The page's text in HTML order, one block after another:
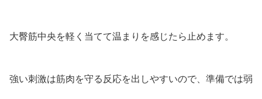
大臀筋中央を軽く当てて温まりを感じたら止めます。
強い刺激は筋肉を守る反応を出しやすいので、準備では弱